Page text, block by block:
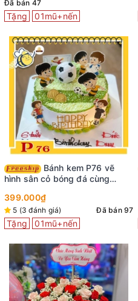
Đã bán 47
Tặng 01mũ+nến
Bánh kem P76 vẽ
hình sân cỏ bóng đá cùng
vẻ
399.000₫
5 (3 đánh giá) Đã bán 97
Tặng 01mũ+nến